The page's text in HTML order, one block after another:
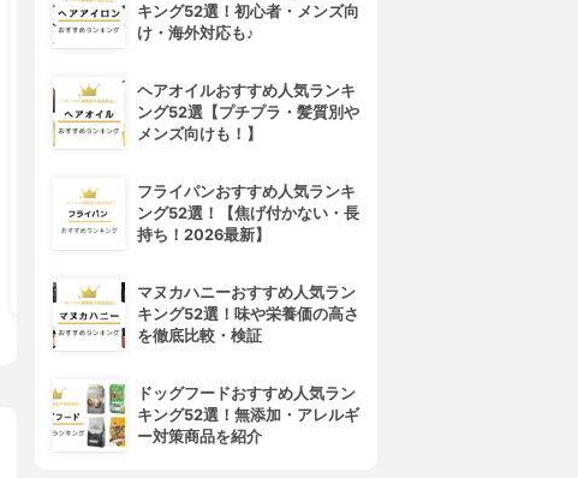
ルックPLUS(ルックプラス)
清潔 リセット
3.68 (1)
NICHIGA(ニチガ)
酸素系漂白剤 (過炭酸ナトリウ
キング52選！初心者・メンズ向
け・海外対応も♪
ヘアオイルおすすめ人気ランキ
ング52選【プチプラ・髪質別や
メンズ向けも！】
フライパンおすすめ人気ランキ
ング52選！【焦げ付かない・長
持ち！2026最新】
マヌカハニーおすすめ人気ラン
キング52選！味や栄養価の高さ
を徹底比較・検証
ドッグフードおすすめ人気ラン
キング52選！無添加・アレルギ
ー対策商品を紹介